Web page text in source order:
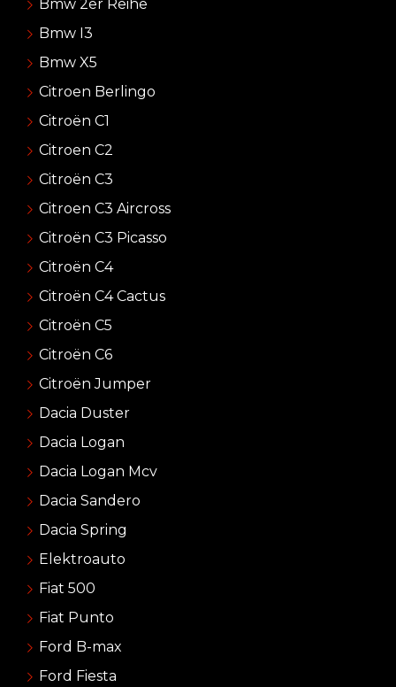
Bmw 2er Reihe
Bmw I3
Bmw X5
Citroen Berlingo
Citroën C1
Citroen C2
Citroën C3
Citroen C3 Aircross
Citroën C3 Picasso
Citroën C4
Citroën C4 Cactus
Citroën C5
Citroën C6
Citroën Jumper
Dacia Duster
Dacia Logan
Dacia Logan Mcv
Dacia Sandero
Dacia Spring
Elektroauto
Fiat 500
Fiat Punto
Ford B-max
Ford Fiesta